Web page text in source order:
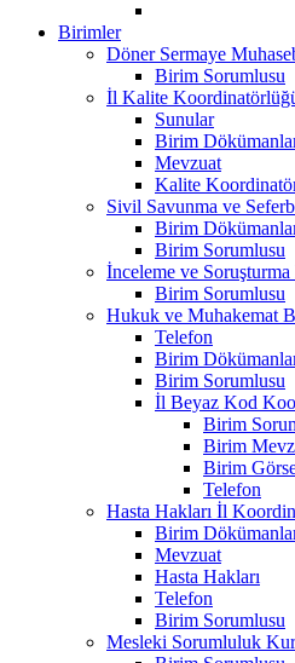
Birimler
Döner Sermaye
Birim Sorumlusu
İl Kalite
Sunular
Birim
Mevzuat
Kalite
Sivil Savunma ve
Birim
Birim Sorumlusu
İnceleme ve
Birim Sorumlusu
Hukuk ve Muhakemat
Telefon
Birim
Birim Sorumlusu
İl Beyaz Kod
Birim
Birim
Birim
Telefon
Hasta Hakları İl
Birim
Mevzuat
Hasta Hakları
Telefon
Birim Sorumlusu
Mesleki Sorumluluk